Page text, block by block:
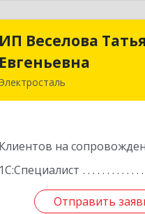
ИП Веселова
Евгеньевна
Электросталь
Клиентов на
1С:Специалист
Отправить
ИП Веселова
Отправить